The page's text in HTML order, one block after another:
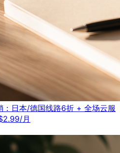
日本/德国线路6折 + 全场云服
月